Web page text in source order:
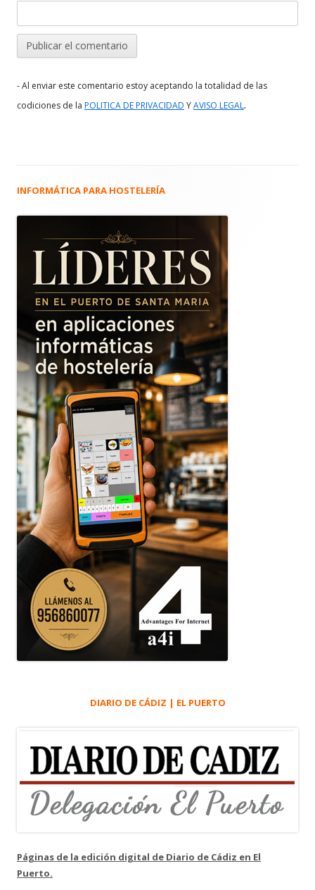
- Al enviar este comentario estoy aceptando la totalidad de las
codiciones de la POLITICA DE PRIVACIDAD YAVISO LEGAL.
Barra
principal
INFORMÁTICA PARA HOSTELERÍA
DIARIO DE CÁDIZ | EL PUERTO
Páginas de la edición digital de Diario de Cádiz en El
Puerto.